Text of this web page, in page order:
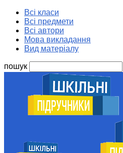
Всі класи
Всі предмети
Всі автори
Мова викладання
Вид матеріалу
пошук